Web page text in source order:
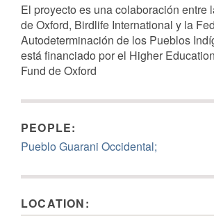
El proyecto es una colaboración entre
de Oxford, Birdlife International y la
Autodeterminación de los Pueblos
está financiado por el Higher
Fund de Oxford
PEOPLE:
Pueblo Guarani Occidental;
LOCATION: